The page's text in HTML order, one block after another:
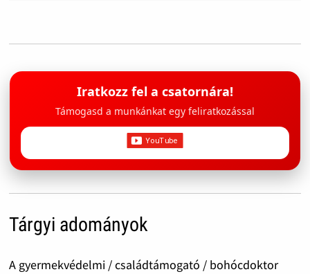
Iratkozz fel a csatornára!
Támogasd a munkánkat egy feliratkozással
Tárgyi adományok
A gyermekvédelmi / családtámogató / bohócdoktor